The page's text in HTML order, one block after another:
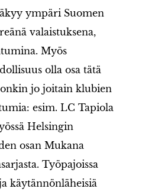
ympäri Suomen
valaistuksena,
Myös
olla osa tätä
jo joitain klubien
esim. LC Tapiola
Helsingin
osan Mukana
Työpajoissa
käytännönläheisiä